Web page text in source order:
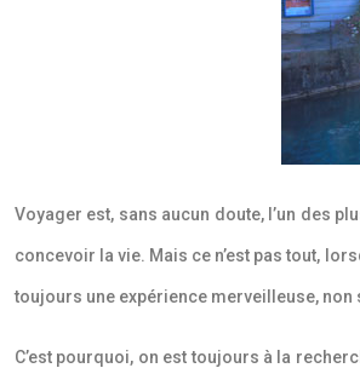
Voyager est, sans aucun doute, l’un des
concevoir la vie. Mais ce n’est pas tout,
toujours une expérience merveilleuse,
C’est pourquoi, on est toujours à la